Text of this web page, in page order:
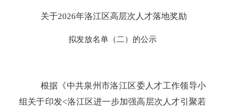
关于2026年洛江区高层次人才落地奖励
拟发放名单（二）的公示
根据《中共泉州市洛江区委人才工作领导小
组关于印发<洛江区进一步加强高层次人才引聚若